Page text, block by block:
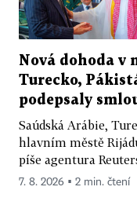
Nová dohoda v
Turecko,
podepsaly
Saúdská Arábie,
hlavním městě
píše agentura
7. 8. 2026 ▪ 2 min. čtení